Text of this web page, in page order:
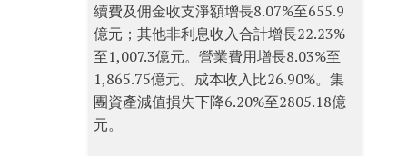
續費及佣金收支淨額增長8.07%至655.9
億元；其他非利息收入合計增長22.23%
至1,007.3億元。營業費用增長8.03%至
1,865.75億元。成本收入比26.90%。集
團資產減值損失下降6.20%至2805.18億
元。